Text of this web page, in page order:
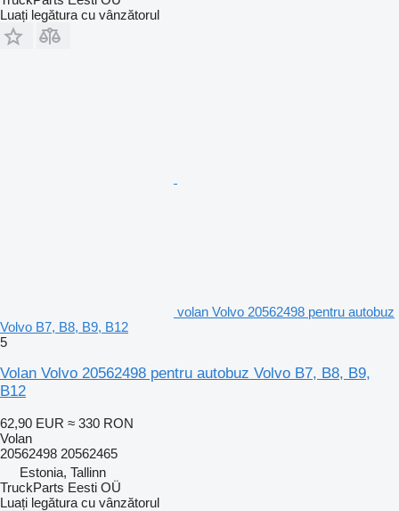
Luați legătura cu vânzătorul
volan Volvo 20562498 pentru autobuz
Volvo B7, B8, B9, B12
5
Volan Volvo 20562498 pentru autobuz Volvo B7, B8, B9,
B12
62,90 EUR ≈ 330 RON
Volan
20562498 20562465
Estonia, Tallinn
TruckParts Eesti OÜ
Luați legătura cu vânzătorul